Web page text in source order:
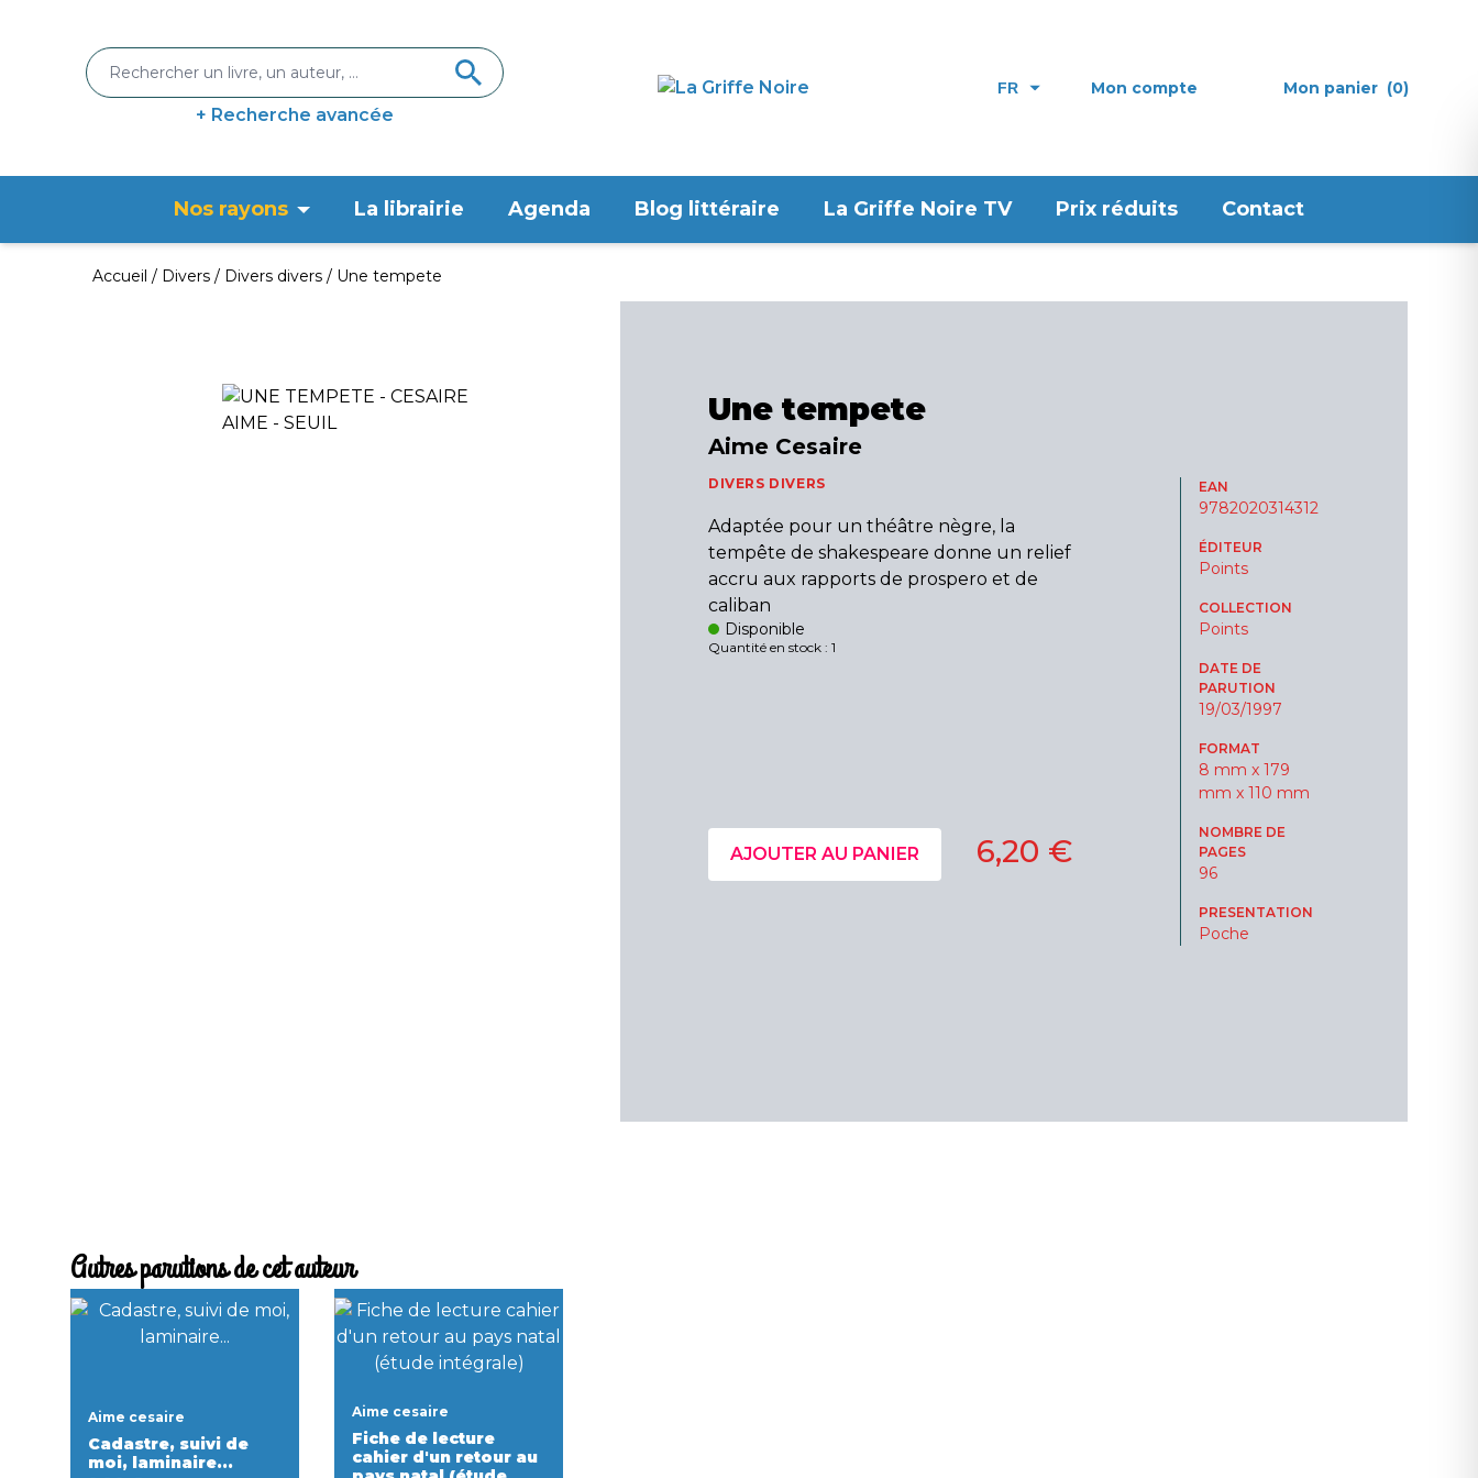
+ Recherche avancée
FR Mon compte Mon panier (0)
Nos rayons La librairie Agenda Blog littéraire La Griffe Noire TV Prix réduits Contact
Accueil Divers Divers divers Une tempete
Une tempete
Aime Cesaire
DIVERS DIVERS
Adaptée pour un théâtre nègre, la
tempête de shakespeare donne un relief
accru aux rapports de prospero et de
caliban
Disponible
Quantité en stock : 1
EAN
9782020314312
ÉDITEUR
Points
COLLECTION
Points
DATE DE
PARUTION
19/03/1997
FORMAT
8 mm x 179
mm x 110 mm
NOMBRE DE
PAGES
96
PRESENTATION
Poche
6,20 €
AJOUTER AU PANIER
Autres parutions de cet auteur
Aime cesaire
Cadastre, suivi de
moi, laminaire...
Aime cesaire
Fiche de lecture
cahier d'un retour au